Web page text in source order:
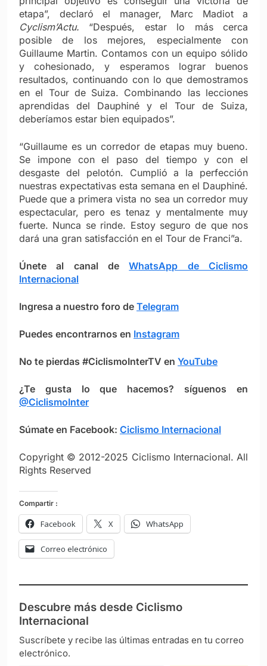
etapa”, declaró el manager, Marc Madiot a
Cyclism’Actu. “Después, estar lo más cerca
posible de los mejores, especialmente con
Guillaume Martin. Contamos con un equipo sólido
y cohesionado, y esperamos lograr buenos
resultados, continuando con lo que demostramos
en el Tour de Suiza. Combinando las lecciones
aprendidas del Dauphiné y el Tour de Suiza,
deberíamos estar bien equipados”.
“Guillaume es un corredor de etapas muy bueno.
Se impone con el paso del tiempo y con el
desgaste del pelotón. Cumplió a la perfección
nuestras expectativas esta semana en el Dauphiné.
Puede que a primera vista no sea un corredor muy
espectacular, pero es tenaz y mentalmente muy
fuerte. Nunca se rinde. Estoy seguro de que nos
dará una gran satisfacción en el Tour de Franci”a.
Únete al canal deWhatsApp de Ciclismo
Internacional
Ingresa a nuestro foro de Telegram
Puedes encontrarnos en Instagram
No te pierdas #CiclismoInterTV en YouTube
¿Te gusta lo que hacemos? síguenos en
@CiclismoInter
Súmate en Facebook: Ciclismo Internacional
Copyright © 2012-2025 Ciclismo Internacional. All
Rights Reserved
Compartir :
Facebook X WhatsApp
Correo electrónico
Descubre más desde Ciclismo
Internacional
Suscríbete y recibe las últimas entradas en tu correo
electrónico.